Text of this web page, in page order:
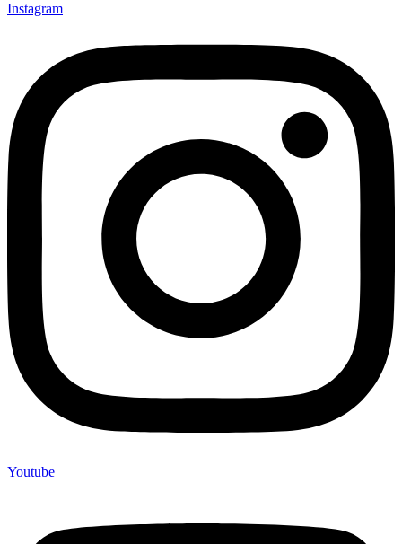
Instagram
Youtube